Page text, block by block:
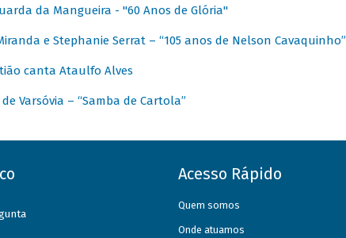
da Mangueira - "60 Anos de Glória"
e Stephanie Serrat – “105 anos de Nelson Cavaquinho”
canta Ataulfo Alves
Varsóvia – “Samba de Cartola”
Acesso Rápido
Quem somos
Onde atuamos